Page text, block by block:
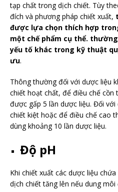
tạp chất trong dịch chiết. Tùy
đích và phương pháp chiết xuất,
được lựa chọn thích hợp
một chế phẩm cụ thể.
yếu tố khác trong kỹ thuật
ưu.
Thông thường đối với dược liệu
chiết hoạt chất, để điều chế cồn
được gấp 5 lần dược liệu. Đối
chiết kiệt hoặc để điều chế cao
dùng khoảng 10 lần dược liệu.
Độ pH
Khi chiết xuất các dược liệu
dịch chiết tăng lên nếu dung